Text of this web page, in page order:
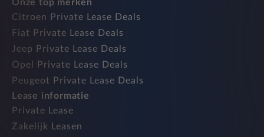
Onze top merken
Citroen Private Lease Deals
Fiat Private Lease Deals
Jeep Private Lease Deals
Opel Private Lease Deals
Peugeot Private Lease Deals
Lease informatie
Private Lease
Zakelijk Leasen